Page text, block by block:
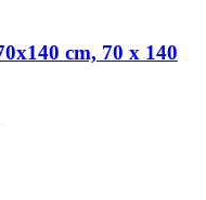
cm, 70 x 140